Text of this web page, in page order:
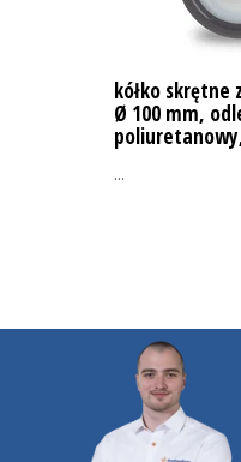
kółko skrętne
Ø 100 mm,
...